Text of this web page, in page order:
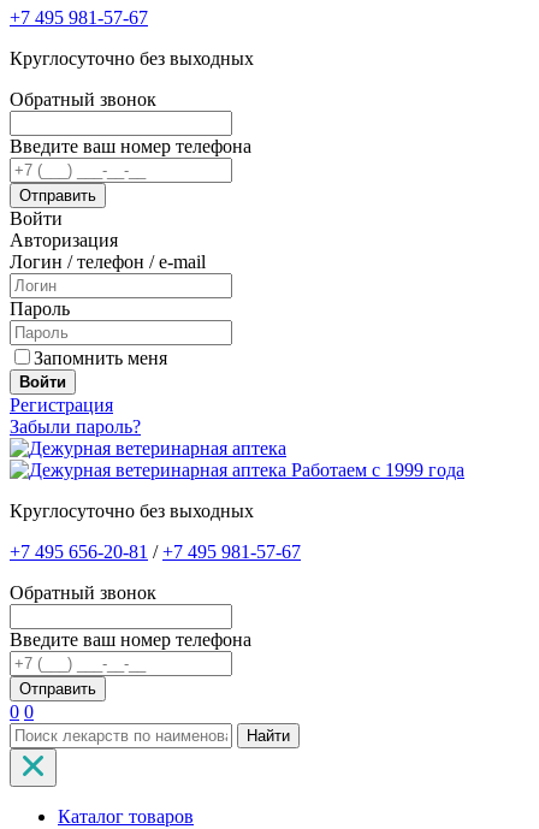
+7 495 981-57-67
Круглосуточно без выходных
Обратный звонок
Введите ваш номер телефона
Войти
Авторизация
Логин / телефон / e-mail
Пароль
Запомнить меня
Войти
Регистрация
Забыли пароль?
Работаем с 1999 года
Круглосуточно без выходных
+7 495 656-20-81 /+7 495 981-57-67
Обратный звонок
Введите ваш номер телефона
0 0
Найти
Каталог товаров